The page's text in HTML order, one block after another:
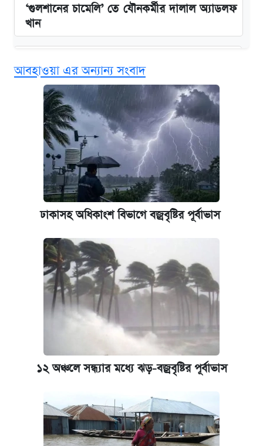
‘গুলশানের চামেলি’ তে যৌনকর্মীর দালাল অ্যাডলফ
খান
এক ক্লিকে জেনে নিন আইফোন ১৮ প্রো ম্যাক্সের
দাম ও ফিচার
আজকের বাজারে স্বর্ণের দাম (৪ আগস্ট)
নবম জাতীয় পে-স্কেল নিয়ে সর্বশেষ যা জানা গেল
পাঁচ দপ্তরে নতুন সচিব নিয়োগ দিল সরকার
কবে হবে মেডিকেল ভর্তি পরীক্ষা, জানা গেল যা
আজকের বাজারে স্বর্ণ-রুপার দাম (৫ আগস্ট)
আজকের বাজারে স্বর্ণের দাম (৬ আগস্ট)
ঢাবি আইবিএর এক্সিকিউটিভ এমবিএতে ভর্তি শুরু,
আবেদন ১২ আগস্ট পর্যন্ত
প্রতিষ্ঠান প্রধানদের ভাইভা শুরুর নির্দেশ শিক্ষামন্ত্রীর
আবহাওয়া এর অন্যান্য সংবাদ
ঢাকাসহ অধিকাংশ বিভাগে বজ্রবৃষ্টির পূর্বাভাস
১২ অঞ্চলে সন্ধ্যার মধ্যে ঝড়-বজ্রবৃষ্টির পূর্বাভাস